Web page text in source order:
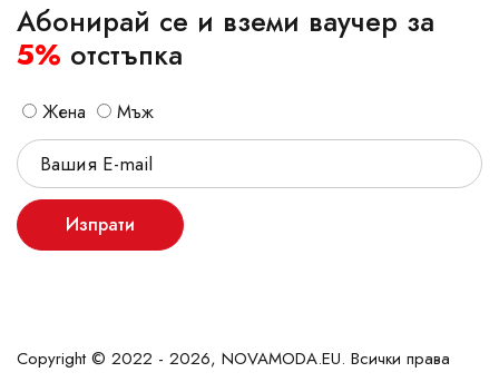
Абонирай се и вземи ваучер за
5% отстъпка
Жена Мъж
Изпрати
Copyright © 2022 - 2026, NOVAMODA.EU. Всички права